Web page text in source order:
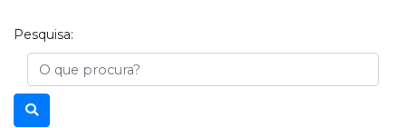
Pesquisa:
Busca